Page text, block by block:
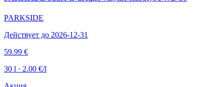
PARKSIDE
Действует до 2026-12-31
59.99 €
30 l · 2.00 €/l